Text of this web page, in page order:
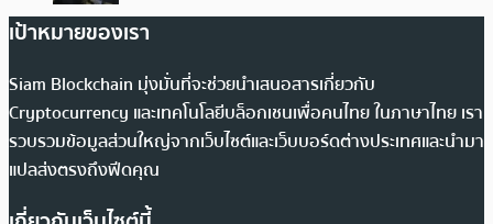
เป้าหมายของเรา
Siam Blockchain มุ่งมั่นที่จะช่วยนำเสนอสารเกี่ยวกับ
Cryptocurrency และเทคโนโลยีบล็อกเชนเพื่อคนไทย ในภาษาไทย เรา
รวบรวมข้อมูลส่วนใหญ่จากเว็บไซต์และเว็บบอร์ดต่างประเทศและนำมา
แปลส่งตรงถึงฟีดคุณ